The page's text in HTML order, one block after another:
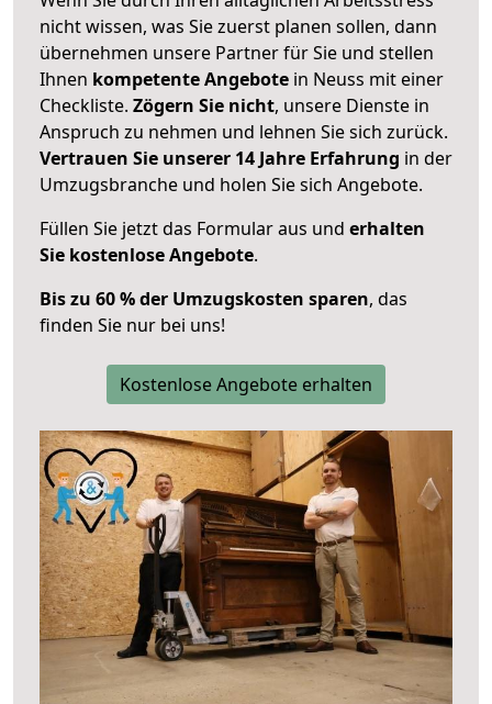
nicht wissen, was Sie zuerst planen sollen, dann
übernehmen unsere Partner für Sie und stellen
Ihnen kompetente Angebote in Neuss mit einer
Checkliste. Zögern Sie nicht, unsere Dienste in
Anspruch zu nehmen und lehnen Sie sich zurück.
Vertrauen Sie unserer 14 Jahre Erfahrung in der
Umzugsbranche und holen Sie sich Angebote.
Füllen Sie jetzt das Formular aus und erhalten
Sie kostenlose Angebote.
Bis zu 60 % der Umzugskosten sparen, das
finden Sie nur bei uns!
Kostenlose Angebote erhalten